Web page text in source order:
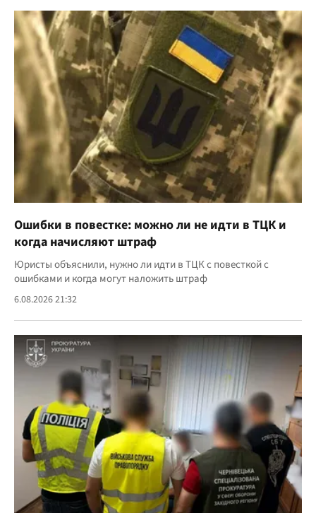
Ошибки в повестке: можно ли не идти в ТЦК и
когда начисляют штраф
Юристы объяснили, нужно ли идти в ТЦК с повесткой с
ошибками и когда могут наложить штраф
6.08.2026 21:32